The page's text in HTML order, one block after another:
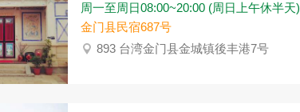
周一至周日08:00~20:00 (周日上午休半天)
金门县民宿687号
893 台湾金门县金城镇後丰港7号